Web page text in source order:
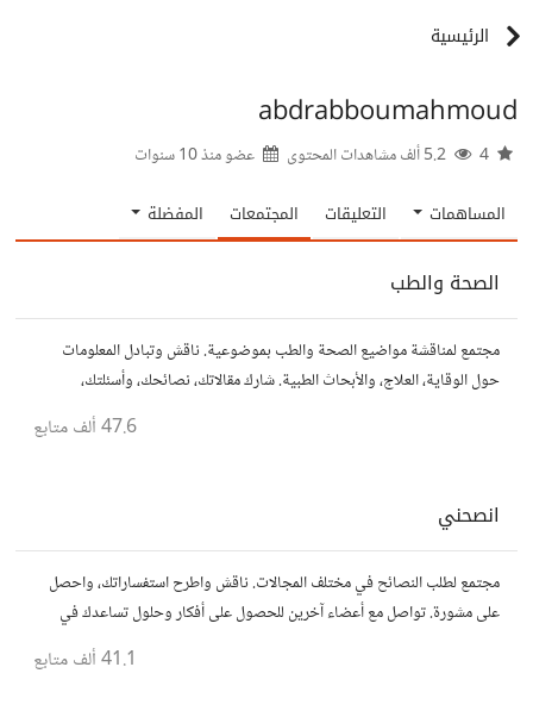
الرئيسية
abdrabboumahmoud
عضو منذ10 سنوات
المساهمات التعليقات المجتمعات المفضلة
الصحة والطب
مجتمع لمناقشة مواضيع الصحة والطب بموضوعية. ناقش وتبادل المعلومات
حول الوقاية، العلاج، والأبحاث الطبية. شارك مقالاتك، نصائحك، وأسئلتك،
47.6 ألف متابع
انصحني
مجتمع لطلب النصائح في مختلف المجالات. ناقش واطرح استفساراتك، واحصل
على مشورة. تواصل مع أعضاء آخرين للحصول على أفكار وحلول تساعدك في
41.1 ألف متابع